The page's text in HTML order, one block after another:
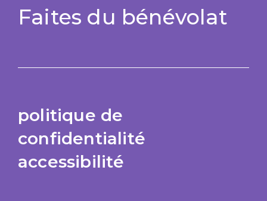
Faites du bénévolat
politique de
confidentialité
accessibilité